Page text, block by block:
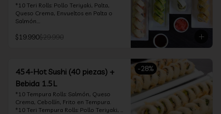
*10 Teri Rolls: Pollo Teriyaki, Palta,
Queso Crema, Envueltos en Palta o
Salmón.
Palta, Cebollín, Envuelto en Queso
salmón y bañado en salsa acevichada
*10 Tempura Rolls: Salmón, Queso
Crema, Cebollín, Frito en Tempura.
*Incluye 2 palitos, 2 soya 30ml, 1 salsa
teriyaki 30ml
$19.990$29.990
-28%
454-Hot Sushi (40 piezas) +
Bebida 1.5L
*10 Tempura Rolls: Salmón, Queso
Crema, Cebollín, Frito en Tempura.
*10 Teri Tempura Rolls: Pollo Teriyaki,